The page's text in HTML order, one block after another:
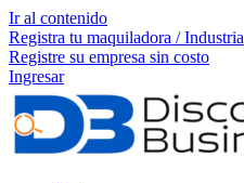
Ir al contenido
Registra tu maquiladora / Industria
Registre su empresa sin costo
Ingresar